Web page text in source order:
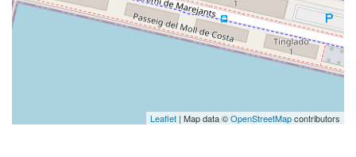
Leaflet | Map data ©OpenStreetMapcontributors